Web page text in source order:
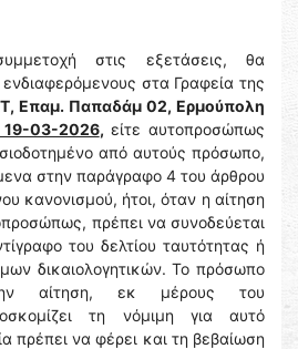
στις εξετάσεις, θα
στα Γραφεία της
Επαμ. Παπαδάμ 02, Ερμούπολη
19-03-2026, είτε αυτοπροσώπως
από αυτούς πρόσωπο,
στην παράγραφο 4 του άρθρου
κανονισμού, ήτοι, όταν η αίτηση
πρέπει να συνοδεύεται
του δελτίου ταυτότητας ή
δικαιολογητικών. Το πρόσωπο
αίτηση, εκ μέρους του
τη νόμιμη για αυτό
πρέπει να φέρει και τη βεβαίωση